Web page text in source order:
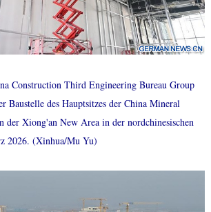
Construction Third Engineering Bureau Group
Baustelle des Hauptsitzes der China Mineral
der Xiong'an New Area in der nordchinesischen
2026. (Xinhua/Mu Yu)